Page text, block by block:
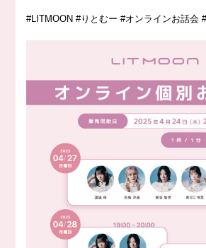
#LITMOON #りとむー #オンラインお話会